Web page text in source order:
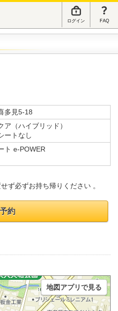
ログイン FAQ
多見5-18
ア（ハイブリッド）
ートなし
ト e-POWER
ず必ずお持ち帰りください 。
予約
地図アプリで見る